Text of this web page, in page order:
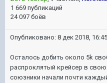
1 669 публикаций
24 097 боёв
Опубликовано: 8 дек 2018,
Осталось добить около 5k
распроклятый крейсер в
союзники начали почти